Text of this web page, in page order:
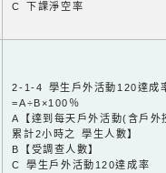
C 下課淨空率
2-1-4 學生戶外活動120達成
=A÷B×100％
A【達到每天戶外活動(含戶外
累計2小時之 學生人數】
B【受調查人數】
C 學生戶外活動120達成率